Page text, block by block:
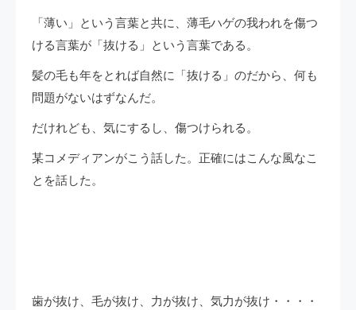
「薄い」という言葉と共に、薄毛ハゲの我われを傷つ
ける言葉が「抜ける」という言葉である。
髪の毛も年をとれば自然に「抜ける」のだから、何も
問題がないはずなんだ。
だけれども、気にするし、傷つけられる。
某コメディアンがこう話した。正確にはこんな風なこ
とを話した。
歯が抜け、毛が抜け、力が抜け、気力が抜け・・・・